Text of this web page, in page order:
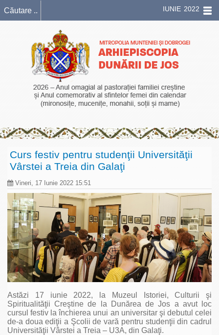
IUNIE 2022
Curs festiv pentru studenţii Universităţii
Vârstei a Treia din Galaţi
Vineri, 17 Iunie 2022 15:51
Astăzi 17 iunie 2022, la Muzeul Istoriei, Culturii şi
Spiritualităţii Creştine de la Dunărea de Jos a avut loc
cursul festiv la închierea unui an universitar şi debutul celei
de-a doua ediţii a Şcolii de vară pentru studenţii din cadrul
Universităţii Vârstei a Treia – U3A, din Galaţi.